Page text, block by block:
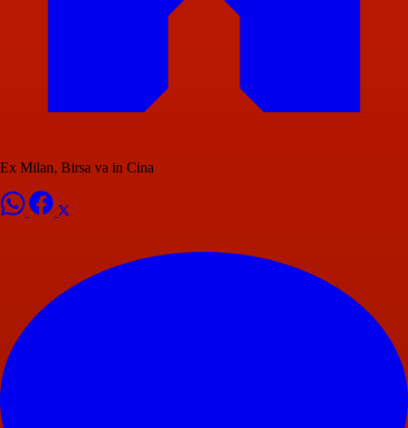
Ex Milan, Birsa va in Cina